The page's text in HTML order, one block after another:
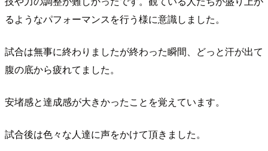
るようなパフォーマンスを行う様に意識しました。
試合は無事に終わりましたが終わった瞬間、どっと汗が出て
腹の底から疲れてました。
安堵感と達成感が大きかったことを覚えています。
試合後は色々な人達に声をかけて頂きました。